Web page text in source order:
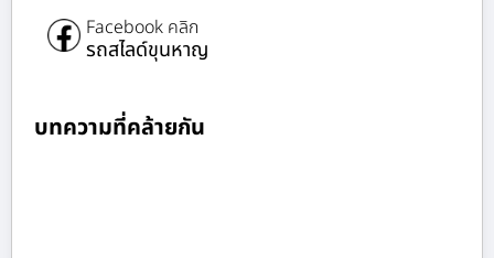
Facebook คลิก
รถสไลด์ขุนหาญ
บทความที่คล้ายกัน